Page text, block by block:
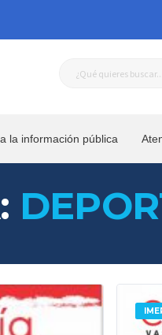
la información pública